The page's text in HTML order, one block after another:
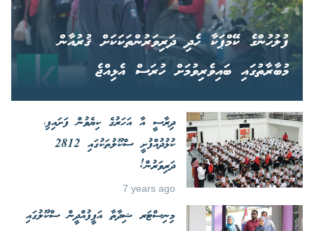
ފުލުހުންގެ ކޭމްޕަކާ ހެދި ދަރިވަރުންތަކަކަށް ޤުރުއާން
މުބާރާތުގައި ބައިވެރިވުމަށް ހުރަސް އެޅިއްޖެ
ދިރާސީ އާ އަހަރުގެ ކިޔެވުން ފަށައިފި،
ކުޅުދުއްފުށީ ސްކޫލުތަކުގައި 2812
ދަރިވަރުން!
7 years ago
މިނިސްޓަރ ޝިދާތާ އަފީފުއްދީން ސްކޫލުގައި